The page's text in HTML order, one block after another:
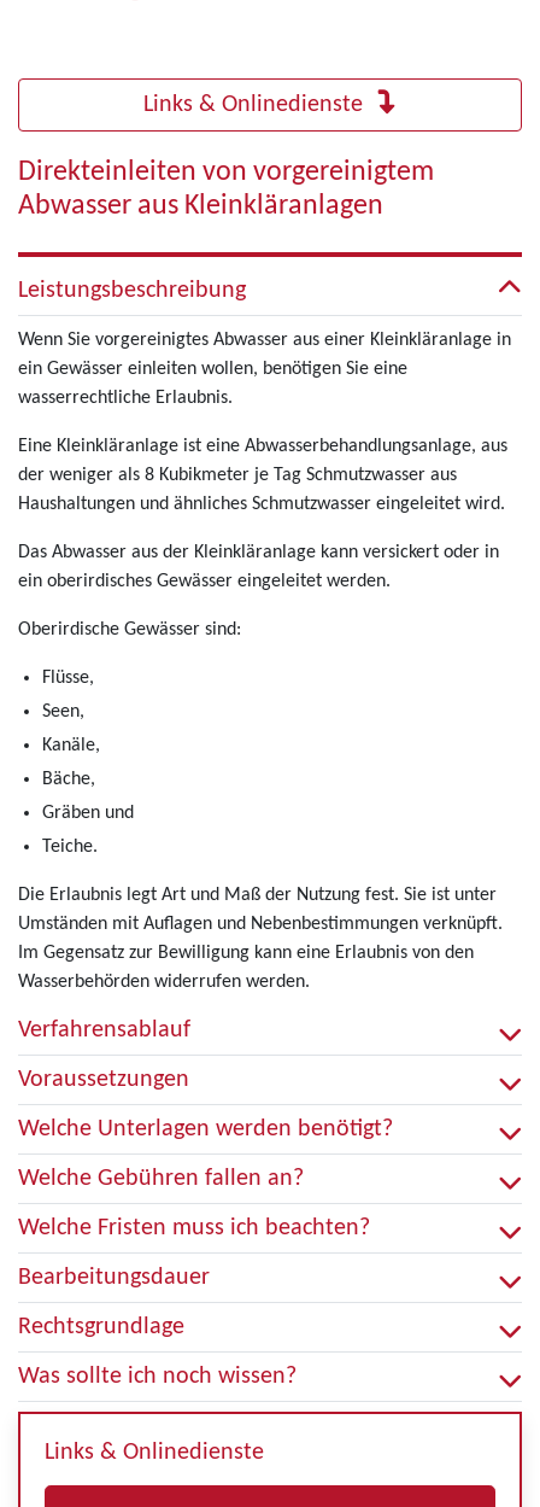
Links & Onlinedienste
Direkteinleiten von vorgereinigtem
Abwasser aus Kleinkläranlagen
Leistungsbeschreibung
Wenn Sie vorgereinigtes Abwasser aus einer Kleinkläranlage in
ein Gewässer einleiten wollen, benötigen Sie eine
wasserrechtliche Erlaubnis.
Eine Kleinkläranlage ist eine Abwasserbehandlungsanlage, aus
der weniger als 8 Kubikmeter je Tag Schmutzwasser aus
Haushaltungen und ähnliches Schmutzwasser eingeleitet wird.
Das Abwasser aus der Kleinkläranlage kann versickert oder in
ein oberirdisches Gewässer eingeleitet werden.
Oberirdische Gewässer sind:
Flüsse,
Seen,
Kanäle,
Bäche,
Gräben und
Teiche.
Die Erlaubnis legt Art und Maß der Nutzung fest. Sie ist unter
Umständen mit Auflagen und Nebenbestimmungen verknüpft.
Im Gegensatz zur Bewilligung kann eine Erlaubnis von den
Wasserbehörden widerrufen werden.
Verfahrensablauf
Voraussetzungen
Welche Unterlagen werden benötigt?
Welche Gebühren fallen an?
Welche Fristen muss ich beachten?
Bearbeitungsdauer
Rechtsgrundlage
Was sollte ich noch wissen?
Links & Onlinedienste